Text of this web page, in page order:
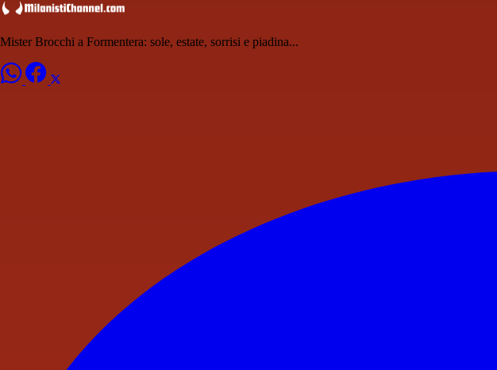
Mister Brocchi a Formentera: sole, estate, sorrisi e piadina...